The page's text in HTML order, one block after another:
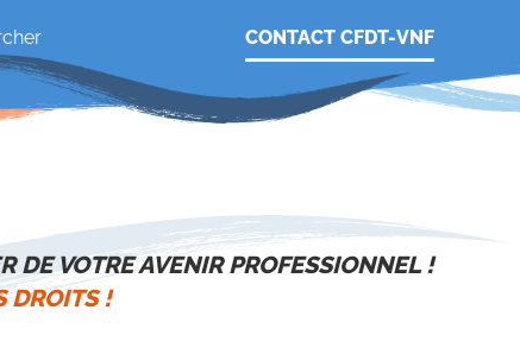
CONTACT CFDT-VNF
DE VOTRE AVENIR PROFESSIONNEL !
DROITS !